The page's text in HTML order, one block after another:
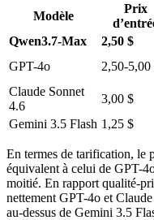
Modèle
Prix
Qwen3.7-Max
2,50 $
GPT-4o
2,50-5,00
Claude Sonnet
4.6
3,00 $
Gemini 3.5 Flash 1,25 $
En termes de tarification, le
équivalent à celui de GPT-
moitié. En rapport qualité-
nettement GPT-4o et
au-dessus de Gemini 3.5